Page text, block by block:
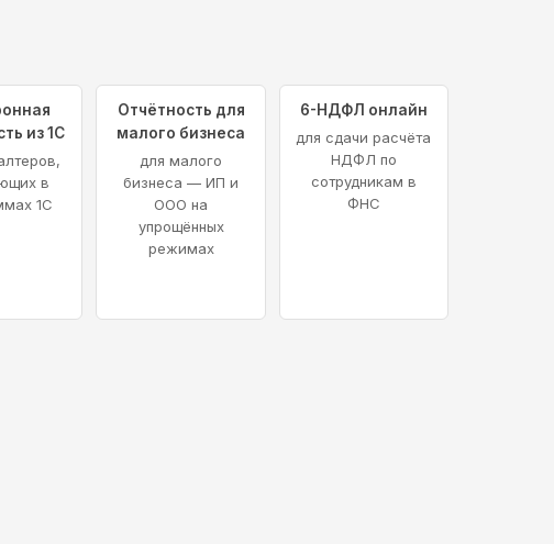
из 1С
в
1С
Отчётность для
малого бизнеса
для малого
бизнеса — ИП и
ООО на
упрощённых
режимах
6-НДФЛ онлайн
для сдачи расчёта
НДФЛ по
сотрудникам в
ФНС